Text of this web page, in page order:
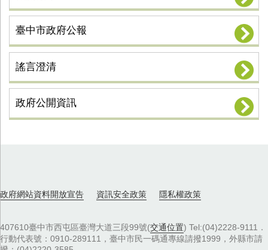
臺中市政府公報
謠言澄清
政府公開資訊
政府網站資料開放宣告 資訊安全政策 隱私權政策
407610臺中市西屯區臺灣大道三段99號(交通位置) Tel:(04)2228-9111．
行動代表號：0910-289111，臺中市民一碼通專線請撥1999，外縣市請